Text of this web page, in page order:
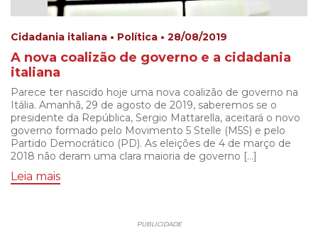
Cidadania italiana • Política • 28/08/2019
A nova coalizão de governo e a cidadania
italiana
Parece ter nascido hoje uma nova coalizão de governo na
Itália. Amanhã, 29 de agosto de 2019, saberemos se o
presidente da República, Sergio Mattarella, aceitará o novo
governo formado pelo Movimento 5 Stelle (M5S) e pelo
Partido Democrático (PD). As eleições de 4 de março de
2018 não deram uma clara maioria de governo […]
Leia mais
PUBLICIDADE